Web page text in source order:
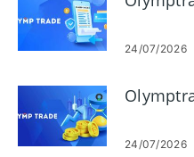
kechiktirishi, pul yechib
bloklashi mumkin bo'lgan
oldindan tayyorlang va demo
qaydnomasidan boshlashni
tarqalgan kechikishlarni
ro'yxatdan o'tish va tizimga
24/07/2026
24/07/2026